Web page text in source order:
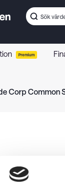
Premium
Corp Common